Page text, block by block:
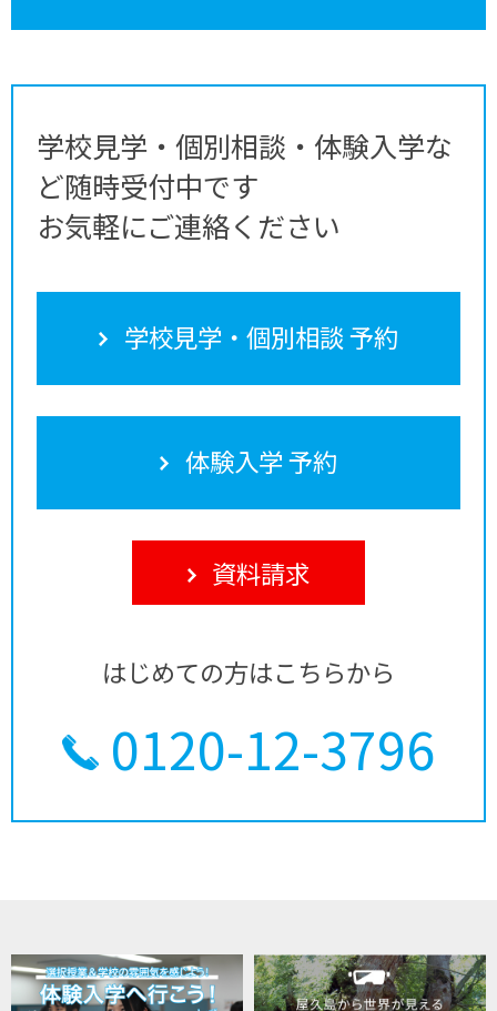
学校見学・個別相談・体験入学な
ど随時受付中です
お気軽にご連絡ください
学校見学・個別相談 予約
体験入学 予約
資料請求
はじめての方はこちらから
0120-12-3796